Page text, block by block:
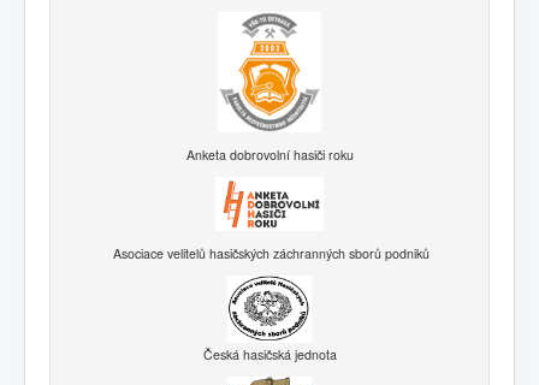
Anketa dobrovolní hasiči roku
Asociace velitelů hasičských záchranných sborů podniků
Česká hasičská jednota